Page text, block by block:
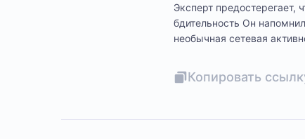
Эксперт предостерегает,
бдительность Он
необычная сетевая
Копировать